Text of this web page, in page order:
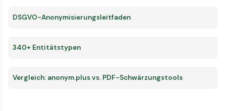
DSGVO-Anonymisierungsleitfaden
340+ Entitätstypen
Vergleich: anonym.plus vs. PDF-Schwärzungstools